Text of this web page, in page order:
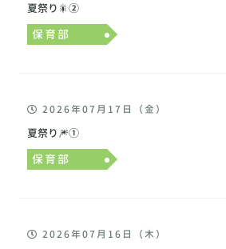
夏祭り🎇②
保育部
2026年07月17日（金）
夏祭り🎆①
保育部
2026年07月16日（木）